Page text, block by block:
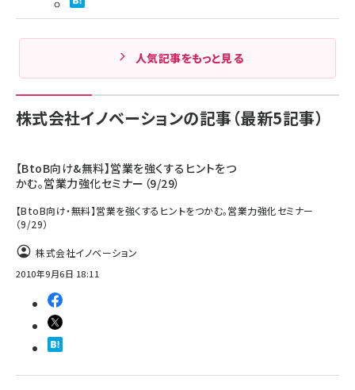
人気記事をもっと見る
株式会社イノベーションの記事（最新5記事）
【BtoB向け&無料】営業を強くするヒントをつ
かむ。営業力強化セミナー（9/29）
【BtoB向け・無料】営業を強くするヒントをつかむ。営業力強化セミナー
（9/29）
株式会社イノベーション
2010年9月6日 18:11